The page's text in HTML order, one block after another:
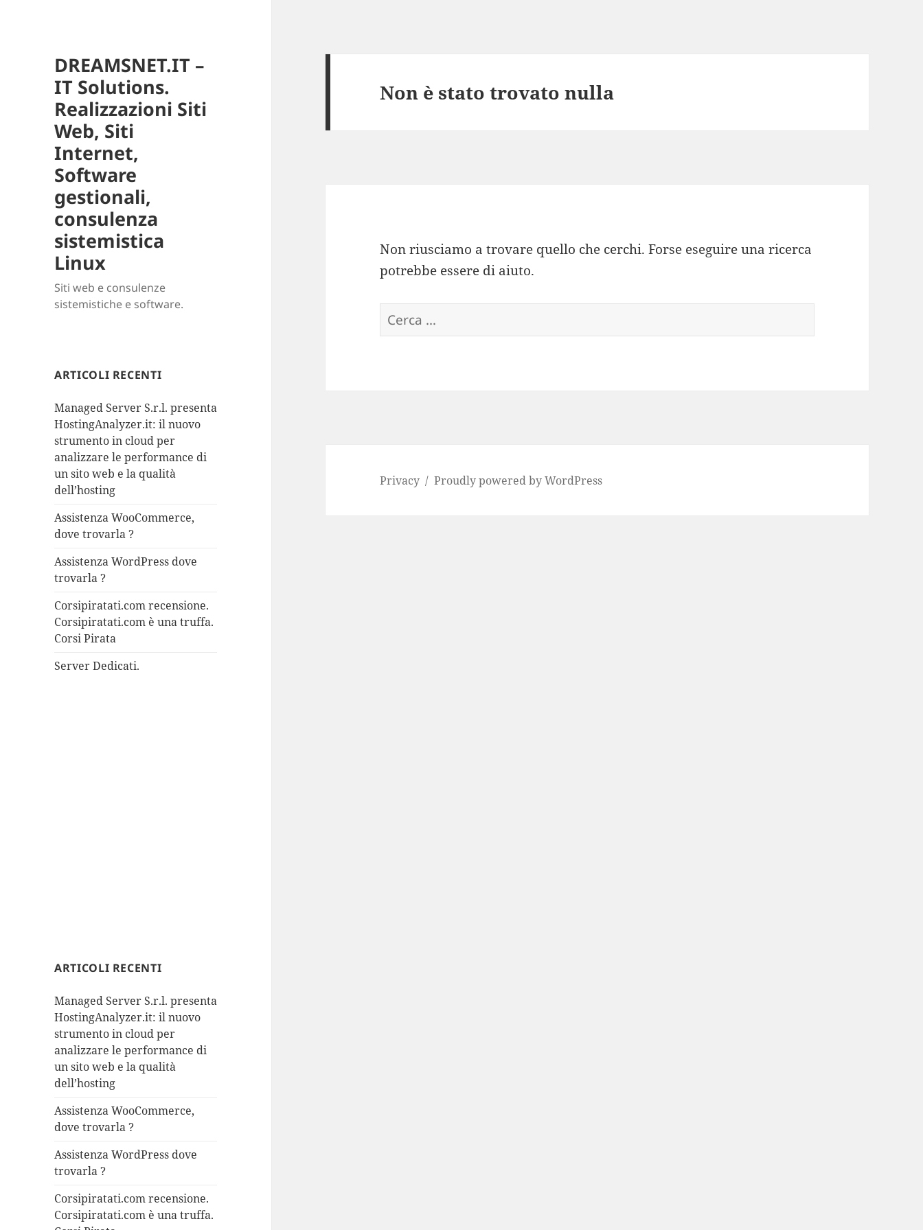
DREAMSNET.IT –
IT Solutions.
Realizzazioni Siti
Web, Siti
Internet,
Software
gestionali,
consulenza
sistemistica
Linux
Siti web e consulenze
sistemistiche e software.
ARTICOLI RECENTI
Managed Server S.r.l. presenta
HostingAnalyzer.it: il nuovo
strumento in cloud per
analizzare le performance di
un sito web e la qualità
dell’hosting
Assistenza WooCommerce,
dove trovarla ?
Assistenza WordPress dove
trovarla ?
Corsipiratati.com recensione.
Corsipiratati.com è una truffa.
Corsi Pirata
Server Dedicati.
ARTICOLI RECENTI
Managed Server S.r.l. presenta
HostingAnalyzer.it: il nuovo
strumento in cloud per
analizzare le performance di
un sito web e la qualità
dell’hosting
Assistenza WooCommerce,
dove trovarla ?
Assistenza WordPress dove
trovarla ?
Corsipiratati.com recensione.
Corsipiratati.com è una truffa.
Non è stato trovato nulla
Non riusciamo a trovare quello che cerchi. Forse eseguire una ricerca
potrebbe essere di aiuto.
R
i
e
Privacy Proudly powered by WordPress